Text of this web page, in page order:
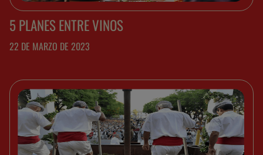
5 PLANES ENTRE VINOS
22 DE MARZO DE 2023